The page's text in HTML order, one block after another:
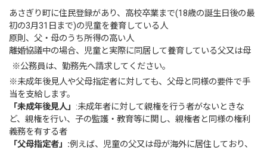
あさぎり町に住民登録があり、高校卒業まで(18歳の誕生日後の最
初の3月31日まで)の児童を養育している人
原則、父・母のうち所得の高い人
離婚協議中の場合、児童と実際に同居して養育している父又は母
※公務員は、勤務先へ請求してください。
※未成年後見人や父母指定者に対しても、父母と同様の要件で手
当を支給します。
「未成年後見人」:未成年者に対して親権を行う者がないときな
ど、親権を行い、子の監護・教育等に関し、親権者と同様の権利
義務を有する者
「父母指定者」:例えば、児童の父又は母が海外に居住しており、